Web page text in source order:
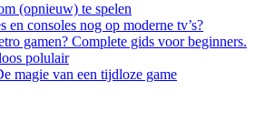
(opnieuw) te spelen
en consoles nog op moderne tv’s?
gamen? Complete gids voor beginners.
polulair
magie van een tijdloze game